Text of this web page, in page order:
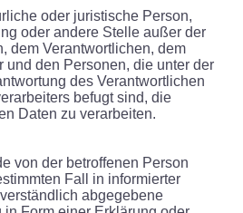
oder juristische Person,
oder andere Stelle außer der
dem Verantwortlichen, dem
und den Personen, die unter der
des Verantwortlichen
befugt sind, die
Daten zu verarbeiten.
von der betroffenen Person
Fall in informierter
abgegebene